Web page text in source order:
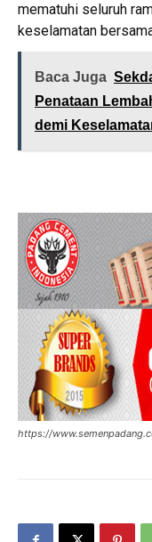
mematuhi seluruh
keselamatan
Baca Juga
Penataan
demi
https://